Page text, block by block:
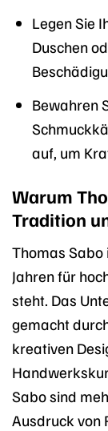
Legen Sie
Duschen
Bewahren
auf, um
Warum
Tradition
Thomas Sabo
Jahren für
steht. Das
gemacht
kreativen
Sabo sind
Ausdruck von